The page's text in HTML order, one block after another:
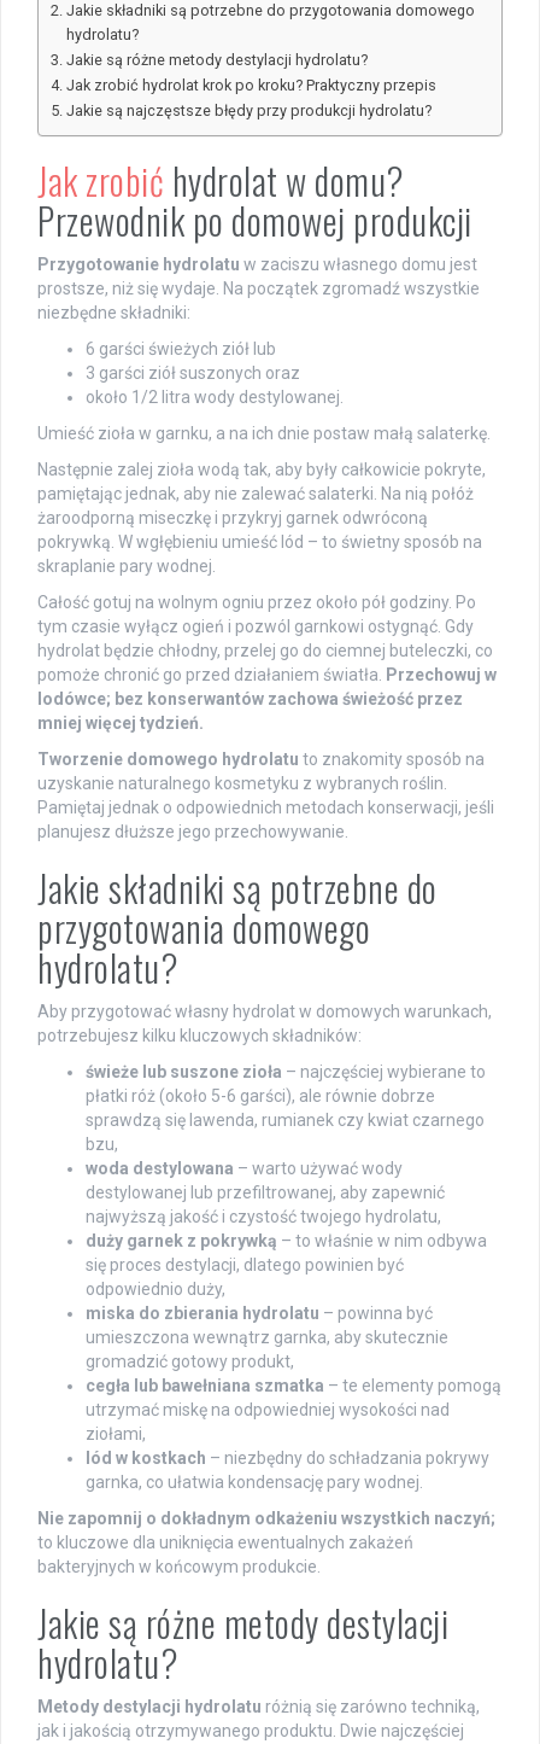
Jakie składniki są potrzebne do przygotowania domowego
hydrolatu?
Jakie są różne metody destylacji hydrolatu?
Jak zrobić hydrolat krok po kroku? Praktyczny przepis
Jakie są najczęstsze błędy przy produkcji hydrolatu?
Jak zrobić hydrolat w domu?
Przewodnik po domowej produkcji
Przygotowanie hydrolatu w zaciszu własnego domu jest
prostsze, niż się wydaje. Na początek zgromadź wszystkie
niezbędne składniki:
6 garści świeżych ziół lub
3 garści ziół suszonych oraz
około 1/2 litra wody destylowanej.
Umieść zioła w garnku, a na ich dnie postaw małą salaterkę.
Następnie zalej zioła wodą tak, aby były całkowicie pokryte,
pamiętając jednak, aby nie zalewać salaterki. Na nią połóż
żaroodporną miseczkę i przykryj garnek odwróconą
pokrywką. W wgłębieniu umieść lód – to świetny sposób na
skraplanie pary wodnej.
Całość gotuj na wolnym ogniu przez około pół godziny. Po
tym czasie wyłącz ogień i pozwól garnkowi ostygnąć. Gdy
hydrolat będzie chłodny, przelej go do ciemnej buteleczki, co
pomoże chronić go przed działaniem światła.
Przechowuj w
lodówce; bez konserwantów zachowa świeżość przez
mniej więcej tydzień.
Tworzenie domowego hydrolatu to znakomity sposób na
uzyskanie naturalnego kosmetyku z wybranych roślin.
Pamiętaj jednak o odpowiednich metodach konserwacji, jeśli
planujesz dłuższe jego przechowywanie.
Jakie składniki są potrzebne do
przygotowania domowego
hydrolatu?
Aby przygotować własny hydrolat w domowych warunkach,
potrzebujesz kilku kluczowych składników:
świeże lub suszone zioła – najczęściej wybierane to
płatki róż (około 5-6 garści), ale równie dobrze
sprawdzą się lawenda, rumianek czy kwiat czarnego
bzu,
woda destylowana – warto używać wody
destylowanej lub przefiltrowanej, aby zapewnić
najwyższą jakość i czystość twojego hydrolatu,
duży garnek z pokrywką – to właśnie w nim odbywa
się proces destylacji, dlatego powinien być
odpowiednio duży,
miska do zbierania hydrolatu – powinna być
umieszczona wewnątrz garnka, aby skutecznie
gromadzić gotowy produkt,
cegła lub bawełniana szmatka – te elementy pomogą
utrzymać miskę na odpowiedniej wysokości nad
ziołami,
lód w kostkach – niezbędny do schładzania pokrywy
garnka, co ułatwia kondensację pary wodnej.
Nie zapomnij o dokładnym odkażeniu wszystkich naczyń;
to kluczowe dla uniknięcia ewentualnych zakażeń
bakteryjnych w końcowym produkcie.
Jakie są różne metody destylacji
hydrolatu?
Metody destylacji hydrolatu różnią się zarówno techniką,
jak i jakością otrzymywanego produktu. Dwie najczęściej